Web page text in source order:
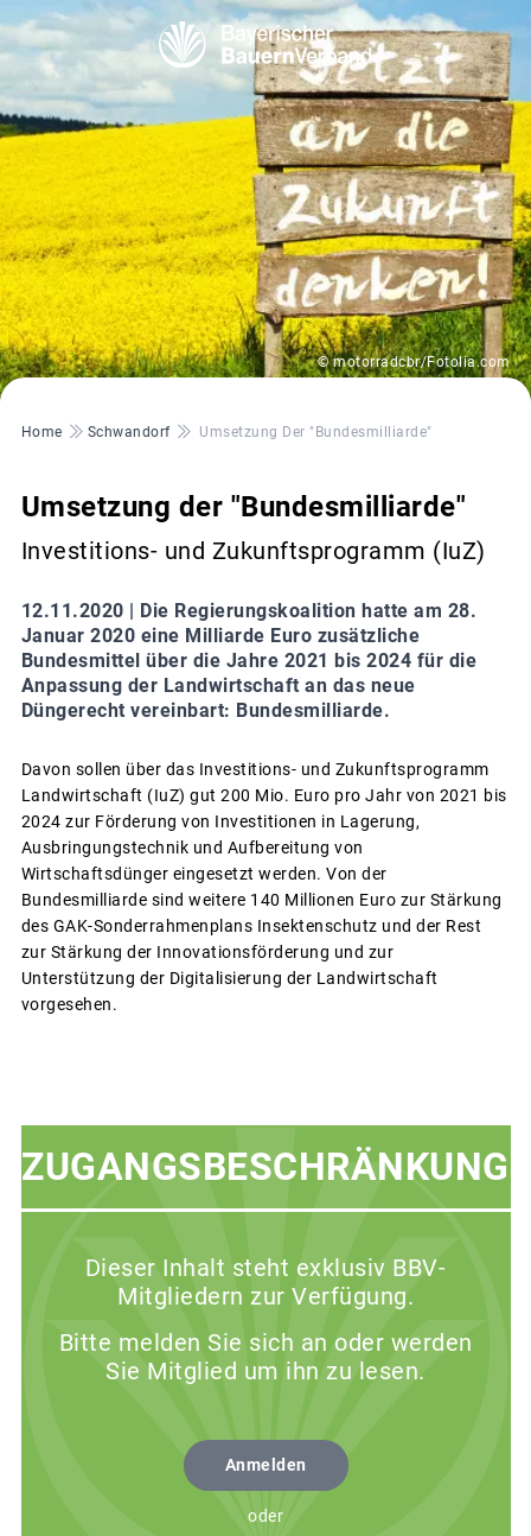
© motorradcbr/Fotolia.com
Pfadnavigation
Home Schwandorf Umsetzung Der "Bundesmilliarde"
Umsetzung der "Bundesmilliarde"
Investitions- und Zukunftsprogramm (IuZ)
12.11.2020 | Die Regierungskoalition hatte am 28.
Januar 2020 eine Milliarde Euro zusätzliche
Bundesmittel über die Jahre 2021 bis 2024 für die
Anpassung der Landwirtschaft an das neue
Düngerecht vereinbart: Bundesmilliarde.
Davon sollen über das Investitions- und Zukunftsprogramm
Landwirtschaft (IuZ) gut 200 Mio. Euro pro Jahr von 2021 bis
2024 zur Förderung von Investitionen in Lagerung,
Ausbringungstechnik und Aufbereitung von
Wirtschaftsdünger eingesetzt werden. Von der
Bundesmilliarde sind weitere 140 Millionen Euro zur Stärkung
des GAK-Sonderrahmenplans Insektenschutz und der Rest
zur Stärkung der Innovationsförderung und zur
Unterstützung der Digitalisierung der Landwirtschaft
vorgesehen.
ZUGANGSBESCHRÄNKUNG
Dieser Inhalt steht exklusiv BBV-
Mitgliedern zur Verfügung.
Bitte melden Sie sich an oder werden
Sie Mitglied um ihn zu lesen.
Anmelden
oder